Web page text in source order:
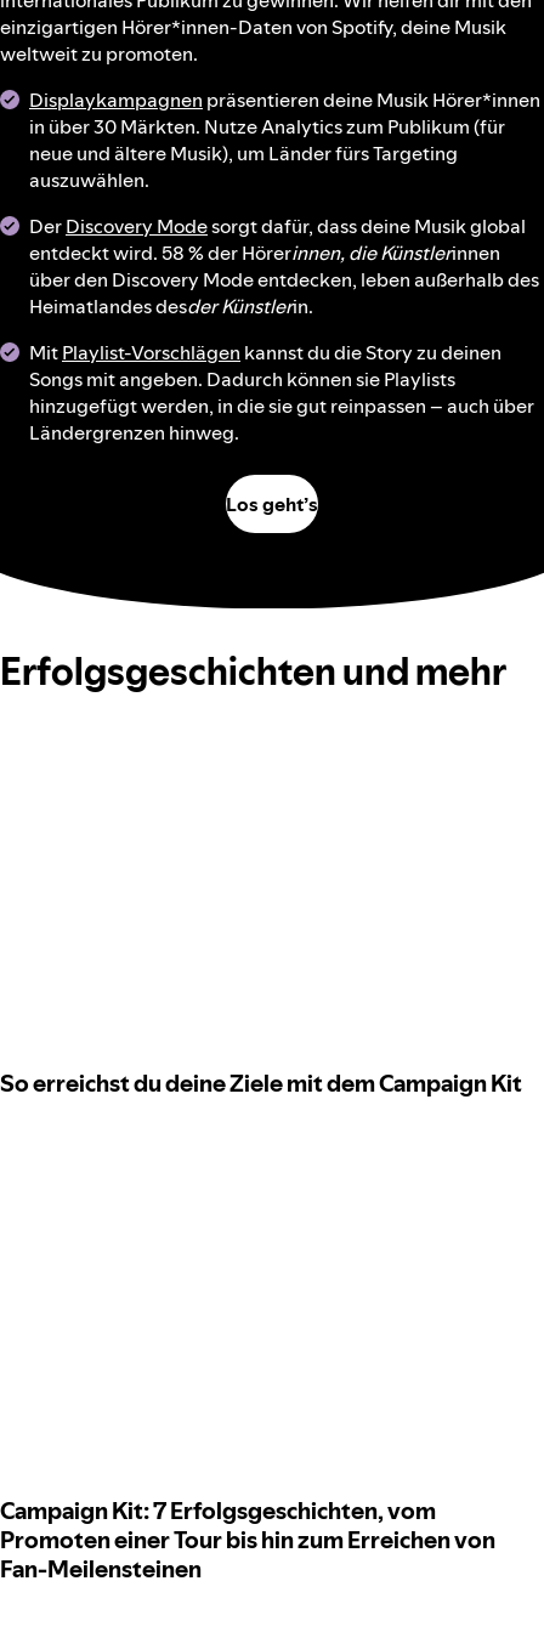
einzigartigen Hörer*innen-Daten von Spotify, deine Musik
weltweit zu promoten.
Displaykampagnen präsentieren deine Musik Hörer*innen
in über 30 Märkten. Nutze Analytics zum Publikum (für
neue und ältere Musik), um Länder fürs Targeting
auszuwählen.
DerDiscovery Modesorgt dafür, dass deine Musik global
entdeckt wird. 58 % der Hörerinnen, die Künstlerinnen
über den Discovery Mode entdecken, leben außerhalb des
Heimatlandes desder Künstlerin.
MitPlaylist-Vorschlägen kannst du die Story zu deinen
Songs mit angeben. Dadurch können sie Playlists
hinzugefügt werden, in die sie gut reinpassen – auch über
Ländergrenzen hinweg.
Los geht’s
Erfolgsgeschichten und mehr
So erreichst du deine Ziele mit dem Campaign Kit
Campaign Kit: 7 Erfolgsgeschichten, vom
Promoten einer Tour bis hin zum Erreichen von
Fan-Meilensteinen